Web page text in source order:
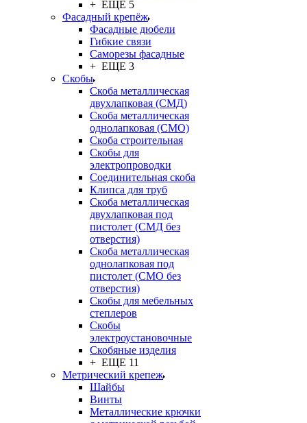
+ ЕЩЕ 5
Фасадный крепёж
Фасадные дюбели
Гибкие связи
Саморезы фасадные
+ ЕЩЕ 3
Скобы
Скоба металлическая
двухлапковая (СМД)
Скоба металлическая
однолапковая (СМО)
Скоба строительная
Скобы для
электропроводки
Соединительная скоба
Клипса для труб
Скоба металлическая
двухлапковая под
пистолет (СМД без
отверстия)
Скоба металлическая
однолапковая под
пистолет (СМО без
отверстия)
Скобы для мебельных
степлеров
Скобы
электроустановочные
Скобяные изделия
+ ЕЩЕ 11
Метрический крепеж
Шайбы
Винты
Металлические крючки